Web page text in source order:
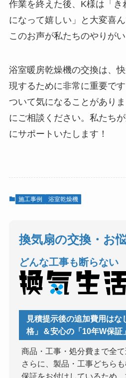
作業を終えた後、K様は「
になって嬉しい」と大変喜
このお声が私たちのやりが
浴室暖房乾燥機の交換は、
現するために非常に重要で
ついて気になることがあり
にご相談ください。私たち
にサポートいたします！
施工事例 浴室乾燥機
換気扇の交換・お悩
どんな工事も断らない
見積提示後の追加費用はな
格」＆安心の「10年W保証」
商品・工事・処分費まで全て
さらに、製品・工事どちら
保証をお付けしているため